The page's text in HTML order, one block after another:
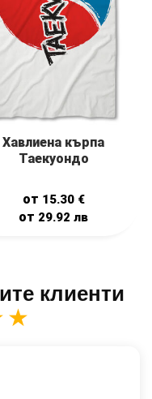
Хавлиена кърпа
Таекуондо
от 15.30 €
от 29.92лв
клиенти